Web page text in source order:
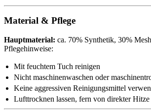
Material & Pflege
Hauptmaterial: ca. 70% Synthetik, 30%
Pflegehinweise:
Mit feuchtem Tuch reinigen
Nicht maschinenwaschen oder
Keine aggressiven Reinigungsmittel
Lufttrocknen lassen, fern von direkter Hitze